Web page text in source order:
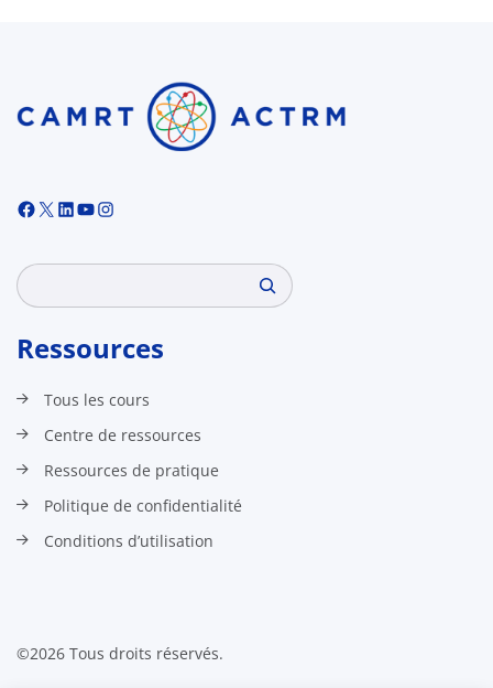
Search
Ressources
Tous les cours
Centre de ressources
Ressources de pratique
Politique de confidentialité
Conditions d’utilisation
©2026 Tous droits réservés.